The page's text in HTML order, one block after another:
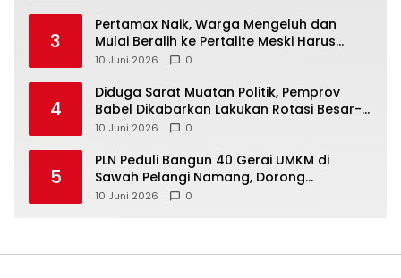
3
‎Pertamax Naik, Warga Mengeluh dan
Mulai Beralih ke Pertalite Meski Harus
10 Juni 2026 0
4
‎Diduga Sarat Muatan Politik, Pemprov
Babel Dikabarkan Lakukan Rotasi Besar-
10 Juni 2026 0
5
‎PLN Peduli Bangun 40 Gerai UMKM di
Sawah Pelangi Namang, Dorong
10 Juni 2026 0